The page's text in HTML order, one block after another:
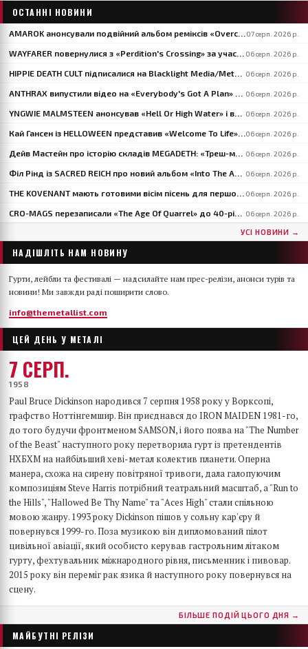
ОСТАННІ НОВИНИ
07 серп. 2026 р.
06 серп. 2026 р.
06 серп. 2026 р.
06 серп. 2026 р.
06 серп. 2026 р.
06 серп. 2026 р.
06 серп. 2026 р.
06 серп. 2026 р.
06 серп. 2026 р.
06 серп. 2026 р.
УСІ НОВИНИ →
НАДІШЛІТЬ НАМ НОВИНУ
Гурти, лейбли та фестивалі — надсилайте нам прес-релізи, анонси турів та
новини! Ми завжди раді поширити слово.
info@themetallist.com
ЦЕЙ ДЕНЬ У МЕТАЛІ
7 СЕРП.
1958
Paul Bruce Dickinson народився 7 серпня 1958 року у Ворксопі,
графство Ноттінгемшир. Він приєднався до IRON MAIDEN 1981-го,
до того будучи фронтменом SAMSON, і його поява на "The Number
of the Beast" наступного року перетворила гурт із претендентів
НХБХМ на найбільший хеві-метал колектив планети. Оперна
манера, схожа на сирену повітряної тривоги, дала галопуючим
композиціям Steve Harris потрібний театральний масштаб, а "Run to
the Hills", "Hallowed Be Thy Name" та "Aces High" стали спільною
мовою жанру. 1993 року Dickinson пішов у сольну кар'єру й
повернувся 1999-го. Поза музикою він дипломований пілот
цивільної авіації, який особисто керував гастрольним літаком
гурту, фехтувальник міжнародного рівня, письменник і пивовар.
2015 року він переміг рак язика й наступного року повернувся на
сцену.
БІЛЬШЕ ПОДІЙ ЦЬОГО ДНЯ →
МАЙБУТНІ РЕЛІЗИ